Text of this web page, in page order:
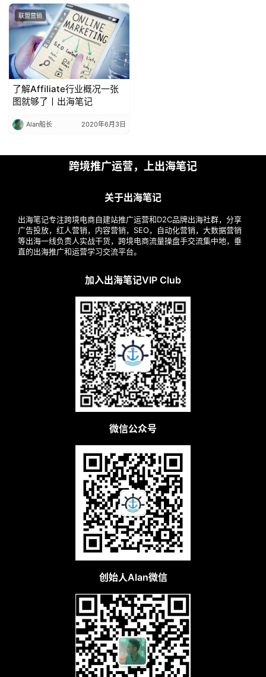
联盟营销
了解Affiliate行业概况一张
图就够了丨出海笔记
Alan船长 2020年6月3日
跨境推广运营，上出海笔记
关于出海笔记
出海笔记专注跨境电商自建站推广运营和D2C品牌出海社群，分享
广告投放，红人营销，内容营销，SEO，自动化营销，大数据营销
等出海一线负责人实战干货，跨境电商流量操盘手交流集中地，垂
直的出海推广和运营学习交流平台。
加入出海笔记VIP Club
微信公众号
创始人Alan微信